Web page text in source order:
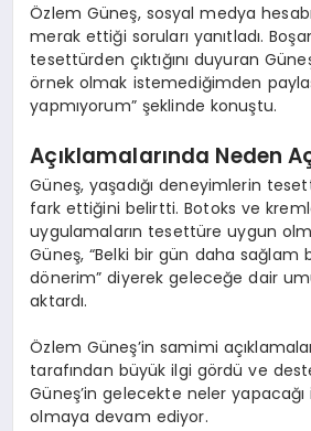
Özlem Güneş, sosyal medya
merak ettiği soruları yanıtladı.
tesettürden çıktığını duyuran
örnek olmak istemediğimden
yapmıyorum” şeklinde konuştu.
Açıklamalarında Neden
Güneş, yaşadığı deneyimlerin
fark ettiğini belirtti. Botoks ve
uygulamaların tesettüre uygun
Güneş, “Belki bir gün daha sağlam
dönerim” diyerek geleceğe dair
aktardı.
Özlem Güneş’in samimi
tarafından büyük ilgi gördü ve
Güneş’in gelecekte neler
olmaya devam ediyor.